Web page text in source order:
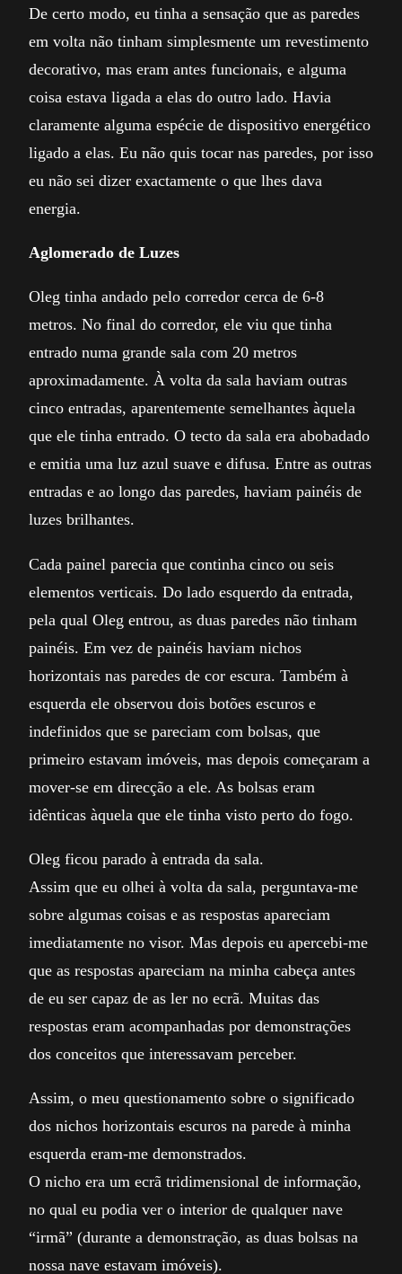
De certo modo, eu tinha a sensação que as paredes
em volta não tinham simplesmente um revestimento
decorativo, mas eram antes funcionais, e alguma
coisa estava ligada a elas do outro lado. Havia
claramente alguma espécie de dispositivo energético
ligado a elas. Eu não quis tocar nas paredes, por isso
eu não sei dizer exactamente o que lhes dava
energia.
Aglomerado de Luzes
Oleg tinha andado pelo corredor cerca de 6-8
metros. No final do corredor, ele viu que tinha
entrado numa grande sala com 20 metros
aproximadamente. À volta da sala haviam outras
cinco entradas, aparentemente semelhantes àquela
que ele tinha entrado. O tecto da sala era abobadado
e emitia uma luz azul suave e difusa. Entre as outras
entradas e ao longo das paredes, haviam painéis de
luzes brilhantes.
Cada painel parecia que continha cinco ou seis
elementos verticais. Do lado esquerdo da entrada,
pela qual Oleg entrou, as duas paredes não tinham
painéis. Em vez de painéis haviam nichos
horizontais nas paredes de cor escura. Também à
esquerda ele observou dois botões escuros e
indefinidos que se pareciam com bolsas, que
primeiro estavam imóveis, mas depois começaram a
mover-se em direcção a ele. As bolsas eram
idênticas àquela que ele tinha visto perto do fogo.
Oleg ficou parado à entrada da sala.
Assim que eu olhei à volta da sala, perguntava-me
sobre algumas coisas e as respostas apareciam
imediatamente no visor. Mas depois eu apercebi-me
que as respostas apareciam na minha cabeça antes
de eu ser capaz de as ler no ecrã. Muitas das
respostas eram acompanhadas por demonstrações
dos conceitos que interessavam perceber.
Assim, o meu questionamento sobre o significado
dos nichos horizontais escuros na parede à minha
esquerda eram-me demonstrados.
O nicho era um ecrã tridimensional de informação,
no qual eu podia ver o interior de qualquer nave
“irmã” (durante a demonstração, as duas bolsas na
nossa nave estavam imóveis).